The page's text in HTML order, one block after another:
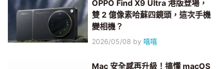
OPPO Find X9 Ultra 港版登場，
雙 2 億像素哈蘇四鏡頭，這次手機
變相機？
2026/05/08 by 嘻嘻
Mac 安全感再升級！搞懂 macOS